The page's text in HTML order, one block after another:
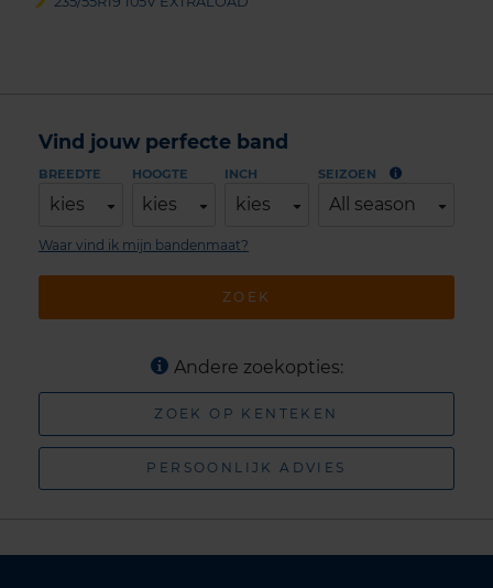
Vind jouw perfecte band
BREEDTE
kies
HOOGTE
kies
INCH
kies
SEIZOEN
All season
ZOEK
Waar vind ik mijn bandenmaat?
Andere zoekopties:
ZOEK OP KENTEKEN
PERSOONLIJK ADVIES